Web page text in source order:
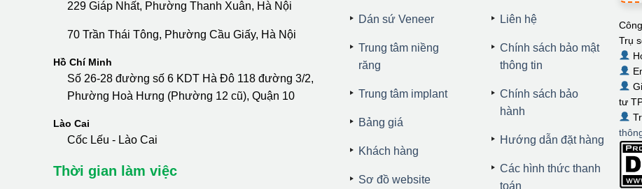
229 Giáp Nhất, Phường Thanh Xuân, Hà Nội
70 Trần Thái Tông, Phường Cầu Giấy, Hà Nội
Hồ Chí Minh
Số 26-28 đường số 6 KDT Hà Đô 118 đường 3/2,
Phường Hoà Hưng (Phường 12 cũ), Quận 10
Lào Cai
Cốc Lếu - Lào Cai
Thời gian làm việc
Dán sứ Veneer
Trung tâm niềng
răng
Trung tâm implant
Bảng giá
Khách hàng
Sơ đồ website
Liên hệ
Chính sách bảo mật
thông tin
Chính sách bảo
hành
Hướng dẫn đặt hàng
Các hình thức thanh
toán
Trụ
tư